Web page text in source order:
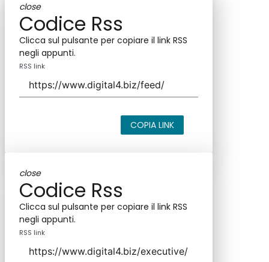
close
Codice Rss
Clicca sul pulsante per copiare il link RSS
negli appunti.
RSS link
COPIA LINK
close
Codice Rss
Clicca sul pulsante per copiare il link RSS
negli appunti.
RSS link